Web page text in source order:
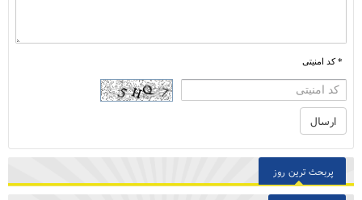
* کد امنیتی
پربحث ترین روز